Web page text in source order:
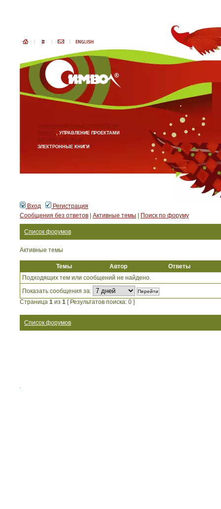
ИНФОРМАЦИОННЫЕ ТЕХНОЛОГИИ
БИЗНЕС, УПРАВЛЕНИЕ ПРОЕКТАМИ
АНГЛИЙСКИЙ ЯЗЫК
ЭЛЕКТРОННЫЕ КНИГИ
Вход
Регистрация
Сообщения без ответов
Активные темы Поиск по форуму
Список форумов
Активные темы
Темы Автор
Ответы
Подходящих тем или сообщений не найдено.
Показать сообщения за:
Страница 1 из 1 [ Результатов поиска: 0 ]
Список форумов